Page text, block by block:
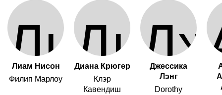
Лиам Нисон
Филип Марлоу
Диана Крюгер
Клэр
Кавендиш
Джессика
Лэнг
Dorothy